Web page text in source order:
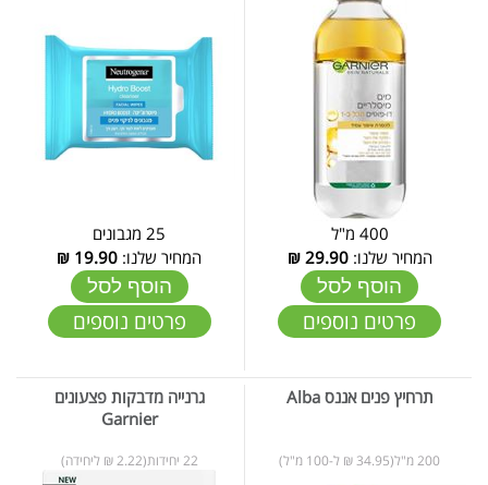
400 מ"ל
המחיר שלנו:29.90
₪
הוסף לסל
פרטים נוספים
25 מגבונים
המחיר שלנו: 19.90
₪
הוסף לסל
פרטים נוספים
תרחיץ פנים אננס Alba
200 מ"ל(34.95 ₪ ל-100 מ"ל)
גרנייה מדבקות פצעונים
Garnier
22 יחידות(2.22 ₪ ליחידה)